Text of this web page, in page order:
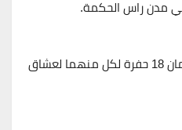
مدن راس الحكمة.
يضمان 18 حفرة لكل منهما لعشاق